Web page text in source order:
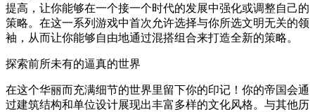
提高，让你能够在一个接一个时代的发展中强化或调整自己的
策略。在这一系列游戏中首次允许选择与你所选文明无关的领
袖，从而让你能够自由地通过混搭组合来打造全新的策略。
探索前所未有的逼真的世界
在这个华丽而充满细节的世界里留下你的印记！你的帝国会通
过建筑结构和单位设计展现出丰富多样的文化风格。与其他历